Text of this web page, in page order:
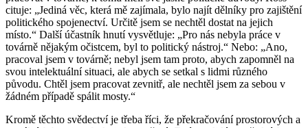
cituje: „Jediná věc, která mě zajímala, bylo najít dělníky pro zajištění
politického spojenectví. Určitě jsem se nechtěl dostat na jejich
místo.“ Další účastník hnutí vysvětluje: „Pro nás nebyla práce v
továrně nějakým očistcem, byl to politický nástroj.“ Nebo: „Ano,
pracoval jsem v továrně; nebyl jsem tam proto, abych zapomněl na
svou intelektuální situaci, ale abych se setkal s lidmi různého
původu. Chtěl jsem pracovat zevnitř, ale nechtěl jsem za sebou v
žádném případě spálit mosty.“
Kromě těchto svědectví je třeba říci, že překračování prostorových a